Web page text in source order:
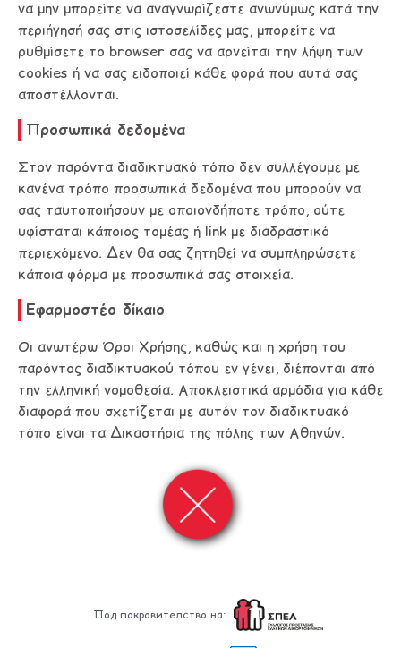
να μην μπορείτε να αναγνωρίζεστε ανωνύμως κατά την
περιήγησή σας στις ιστοσελίδες μας, μπορείτε να
ρυθμίσετε το browser σας να αρνείται την λήψη των
cookies ή να σας ειδοποιεί κάθε φορά που αυτά σας
αποστέλλονται.
Προσωπικά δεδομένα
Στον παρόντα διαδικτυακό τόπο δεν συλλέγουμε με
κανένα τρόπο προσωπικά δεδομένα που μπορούν να
σας ταυτοποιήσουν με οποιονδήποτε τρόπο, ούτε
υφίσταται κάποιος τομέας ή link με διαδραστικό
περιεχόμενο. Δεν θα σας ζητηθεί να συμπληρώσετε
κάποια φόρμα με προσωπικά σας στοιχεία.
Εφαρμοστέο δίκαιο
Οι ανωτέρω Όροι Χρήσης, καθώς και η χρήση του
παρόντος διαδικτυακού τόπου εν γένει, διέπονται από
την ελληνική νομοθεσία. Αποκλειστικά αρμόδια για κάθε
διαφορά που σχετίζεται με αυτόν τον διαδικτυακό
τόπο είναι τα Δικαστήρια της πόλης των Αθηνών.
Под покровителство на: